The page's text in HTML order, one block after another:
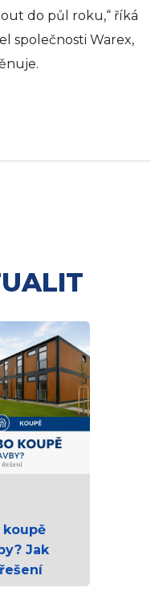
do půl roku,“ říká
společnosti Warex,
Jak